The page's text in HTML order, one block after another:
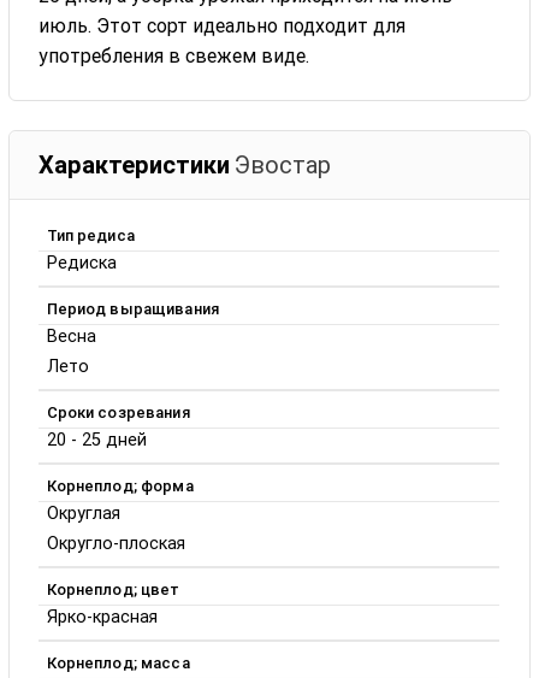
июль. Этот сорт идеально подходит для
употребления в свежем виде.
Характеристики Эвостар
Тип редиса
Редиска
Период выращивания
Весна
Лето
Сроки созревания
20 - 25 дней
Корнеплод; форма
Округлая
Округло-плоская
Корнеплод; цвет
Ярко-красная
Корнеплод; масса